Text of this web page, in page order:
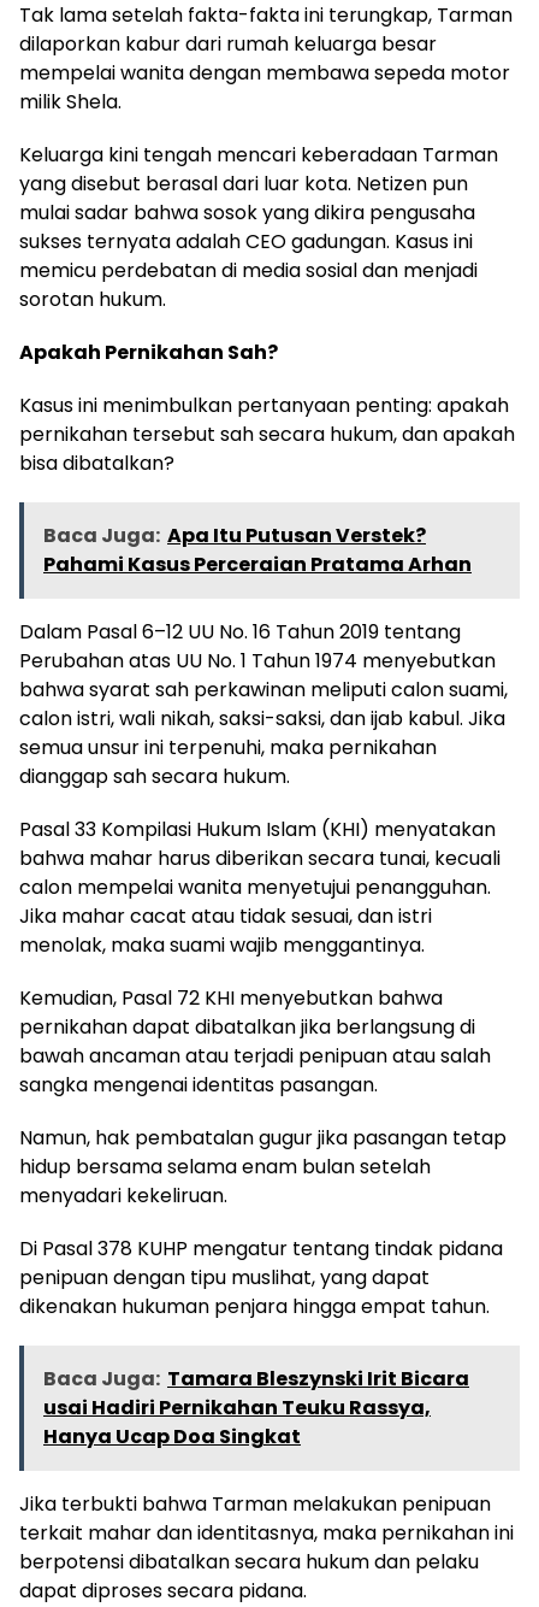
Tak lama setelah fakta-fakta ini terungkap, Tarman
dilaporkan kabur dari rumah keluarga besar
mempelai wanita dengan membawa sepeda motor
milik Shela.
Keluarga kini tengah mencari keberadaan Tarman
yang disebut berasal dari luar kota. Netizen pun
mulai sadar bahwa sosok yang dikira pengusaha
sukses ternyata adalah CEO gadungan. Kasus ini
memicu perdebatan di media sosial dan menjadi
sorotan hukum.
Apakah Pernikahan Sah?
Kasus ini menimbulkan pertanyaan penting: apakah
pernikahan tersebut sah secara hukum, dan apakah
bisa dibatalkan?
Baca Juga: Apa Itu Putusan Verstek?
Pahami Kasus Perceraian Pratama Arhan
Dalam Pasal 6–12 UU No. 16 Tahun 2019 tentang
Perubahan atas UU No. 1 Tahun 1974 menyebutkan
bahwa syarat sah perkawinan meliputi calon suami,
calon istri, wali nikah, saksi-saksi, dan ijab kabul. Jika
semua unsur ini terpenuhi, maka pernikahan
dianggap sah secara hukum.
Pasal 33 Kompilasi Hukum Islam (KHI) menyatakan
bahwa mahar harus diberikan secara tunai, kecuali
calon mempelai wanita menyetujui penangguhan.
Jika mahar cacat atau tidak sesuai, dan istri
menolak, maka suami wajib menggantinya.
Kemudian, Pasal 72 KHI menyebutkan bahwa
pernikahan dapat dibatalkan jika berlangsung di
bawah ancaman atau terjadi penipuan atau salah
sangka mengenai identitas pasangan.
Namun, hak pembatalan gugur jika pasangan tetap
hidup bersama selama enam bulan setelah
menyadari kekeliruan.
Di Pasal 378 KUHP mengatur tentang tindak pidana
penipuan dengan tipu muslihat, yang dapat
dikenakan hukuman penjara hingga empat tahun.
Baca Juga: Tamara Bleszynski Irit Bicara
usai Hadiri Pernikahan Teuku Rassya,
Hanya Ucap Doa Singkat
Jika terbukti bahwa Tarman melakukan penipuan
terkait mahar dan identitasnya, maka pernikahan ini
berpotensi dibatalkan secara hukum dan pelaku
dapat diproses secara pidana.